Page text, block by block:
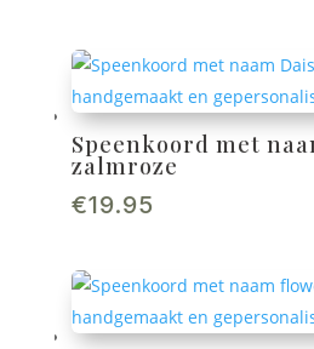
Speenkoord met
zalmroze
€19.95